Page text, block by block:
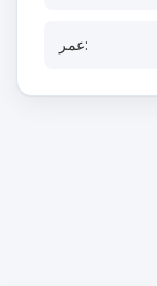
عمر: